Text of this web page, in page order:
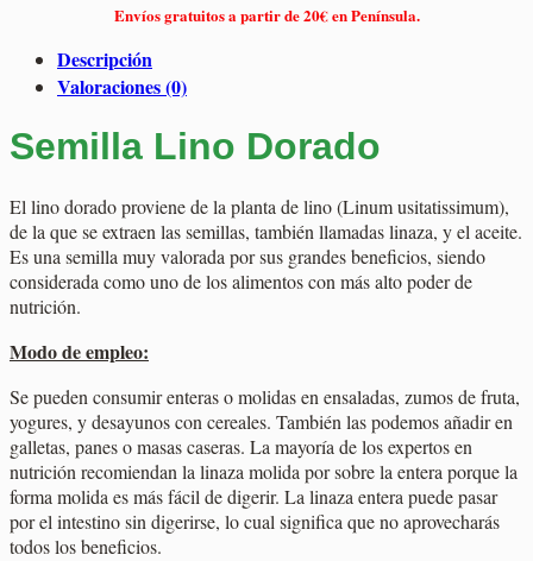
Envíos gratuitos a partir de 20€ en Península.
Descripción
Valoraciones (0)
Semilla Lino Dorado
El lino dorado proviene de la planta de lino (Linum usitatissimum),
de la que se extraen las semillas, también llamadas linaza, y el aceite.
Es una semilla muy valorada por sus grandes beneficios, siendo
considerada como uno de los alimentos con más alto poder de
nutrición.
Modo de empleo:
Se pueden consumir enteras o molidas en ensaladas, zumos de fruta,
yogures, y desayunos con cereales. También las podemos añadir en
galletas, panes o masas caseras. La mayoría de los expertos en
nutrición recomiendan la linaza molida por sobre la entera porque la
forma molida es más fácil de digerir. La linaza entera puede pasar
por el intestino sin digerirse, lo cual significa que no aprovecharás
todos los beneficios.